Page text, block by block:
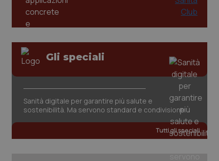
Gli speciali
Sanità digitale per garantire più salute e
sostenibilità. Ma servono standard e condivisione
Tutti gli speciali
www.quotidianosanita.it